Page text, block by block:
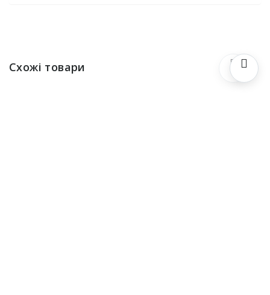
Схожі товари